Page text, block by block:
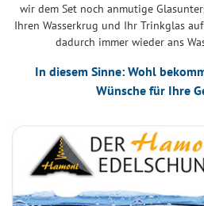
wir dem Set noch anmutige
Ihren Wasserkrug und Ihr Trinkglas
dadurch immer wieder ans
In diesem Sinne: Wohl
Wünsche für Ihre